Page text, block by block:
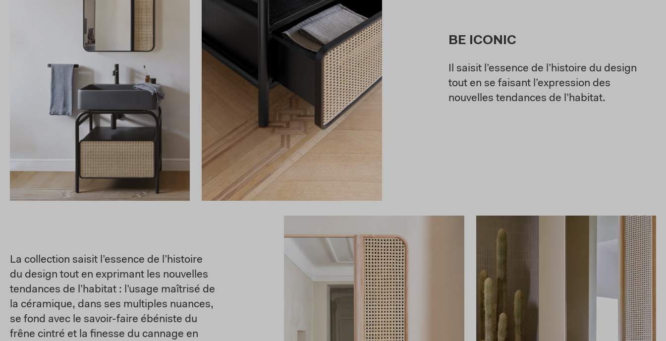
BE ICONIC
Il saisit l’essence de l’histoire du design
tout en se faisant l’expression des
nouvelles tendances de l’habitat.
La collection saisit l’essence de l’histoire
du design tout en exprimant les nouvelles
tendances de l’habitat : l’usage maîtrisé de
la céramique, dans ses multiples nuances,
se fond avec le savoir-faire ébéniste du
frêne cintré et la finesse du cannage en